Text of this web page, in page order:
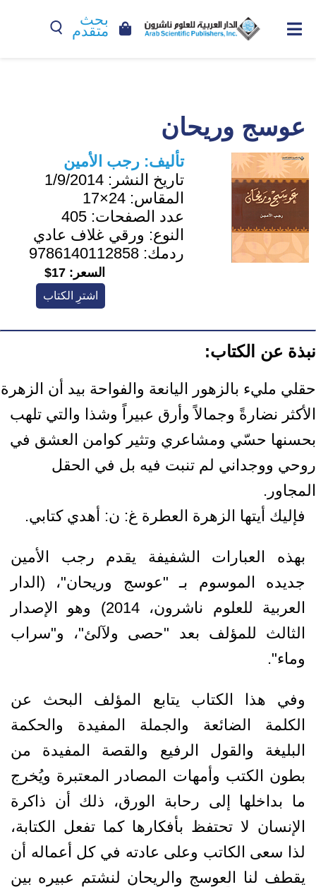
بحث
متقدم
عوسج وريحان
تأليف: رجب الأمين
تاريخ النشر: 1/9/2014
المقاس: 24×17
عدد الصفحات: 405
النوع: ورقي غلاف عادي
ردمك: 9786140112858
السعر: 17$
اشترِ الكتاب
نبذة عن الكتاب:
حقلي مليء بالزهور اليانعة والفواحة بيد أن الزهرة
الأكثر نضارةً وجمالاً وأرق عبيراً وشذا والتي تلهب
بحسنها حسّي ومشاعري وتثير كوامن العشق في
روحي ووجداني لم تنبت فيه بل في الحقل
المجاور.
فإليك أيتها الزهرة العطرة غ: ن: أهدي كتابي.
بهذه العبارات الشفيفة يقدم رجب الأمين
جديده الموسوم بـ "عوسج وريحان"، (الدار
العربية للعلوم ناشرون، 2014) وهو الإصدار
الثالث للمؤلف بعد "حصى ولآلئ"، و"سراب
وماء".
وفي هذا الكتاب يتابع المؤلف البحث عن
الكلمة الضائعة والجملة المفيدة والحكمة
البليغة والقول الرفيع والقصة المفيدة من
بطون الكتب وأمهات المصادر المعتبرة ويُخرج
ما بداخلها إلى رحابة الورق، ذلك أن ذاكرة
الإنسان لا تحتفظ بأفكارها كما تفعل الكتابة،
لذا سعى الكاتب وعلى عادته في كل أعماله أن
يقطف لنا العوسج والريحان لنشتم عبيره بين